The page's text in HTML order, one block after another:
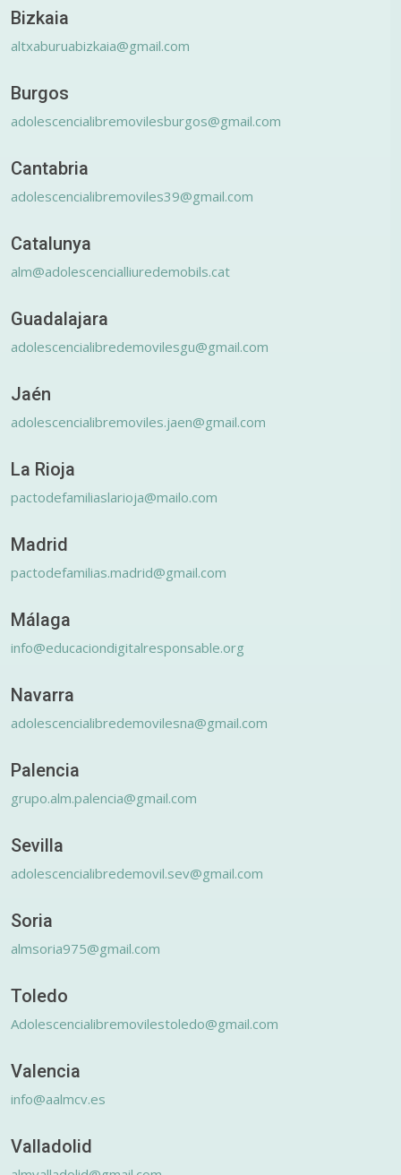
Bizkaia
altxaburuabizkaia@gmail.com
Burgos
adolescencialibremovilesburgos@gmail.com
Cantabria
adolescencialibremoviles39@gmail.com
Catalunya
alm@adolescencialliuredemobils.cat
Guadalajara
adolescencialibredemovilesgu@gmail.com
Jaén
adolescencialibremoviles.jaen@gmail.com
La Rioja
pactodefamiliaslarioja@mailo.com
Madrid
pactodefamilias.madrid@gmail.com
Málaga
info@educaciondigitalresponsable.org
Navarra
adolescencialibredemovilesna@gmail.com
Palencia
grupo.alm.palencia@gmail.com
Sevilla
adolescencialibredemovil.sev@gmail.com
Soria
almsoria975@gmail.com
Toledo
Adolescencialibremovilestoledo@gmail.com
Valencia
info@aalmcv.es
Valladolid